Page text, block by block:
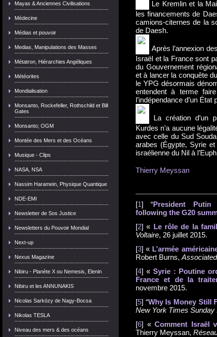
Mayas & Anciennes Civilisations
Médecine
Médias et pouvoir
Medias, Manipulations des Masses
Métatron, Hiérarchies Angéliques
Météorites
Mondialisation
Monsanto, Rockefeller, Rothschild et Bill
Gates
Monsanto; OGM
Montée des Mers et des Océans
Musique - Clips
NASA, NSA
Nassim Haramein, Physique Quantique
NDE-EMI
Newsletter de Sos Justice
Newsletters du Pouvoir Mondial
Next-up
Nexus Magazine
Nibiru - Planète X ou Nemesis, Elenin
Nibiru et les ANNUNAKIS
Nicolas Sarközy de Nagy-Bocsa
Nikolas TESLA
Niveau des mers & des océans
Le Kremlin et la
les financements de
camions-citernes de la
de Daesh.
Après l’annexion
Israël et la France sont
du Gouvernement
et à lancer la conquête
le YPG désormais
entendent à terme
l’indépendance d’un
La création d’un
Kurdes n’a aucune
avec celle du Sud
arabes (Égypte, Syrie
israélienne du Nil à
Thierry Meyssan
[1] “President Putin
following the G20
[2] « Le rôle de la
Voltaire, 26 juillet 2015.
[3] « L’armée
Robert Burns,
[4] « Syrie : Poutine
France et de la
novembre 2015.
[5] “Why Is Money Still
New York Times Sunday
[6] «Comment Israël
Thierry Meyssan,